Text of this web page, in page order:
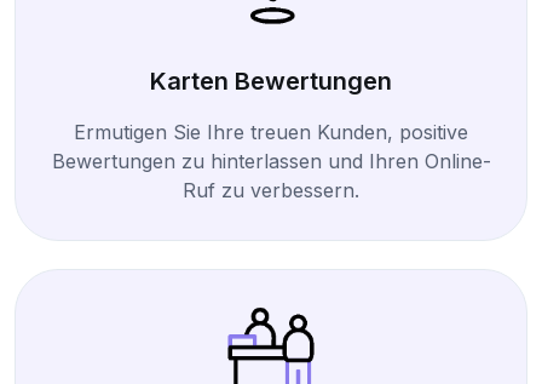
Karten Bewertungen
Ermutigen Sie Ihre treuen Kunden, positive
Bewertungen zu hinterlassen und Ihren Online-
Ruf zu verbessern.